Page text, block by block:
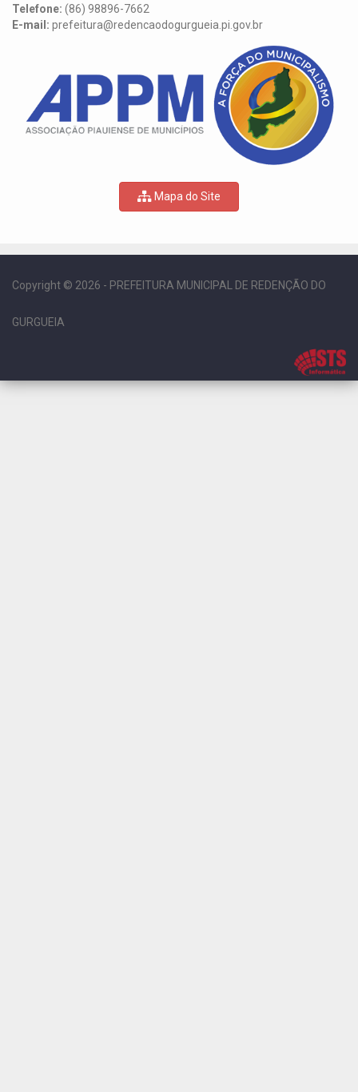
Telefone: (86) 98896-7662
E-mail: prefeitura@redencaodogurgueia.pi.gov.br
Mapa do Site
Copyright © 2026 - PREFEITURA MUNICIPAL DE REDENÇÃO DO
GURGUEIA